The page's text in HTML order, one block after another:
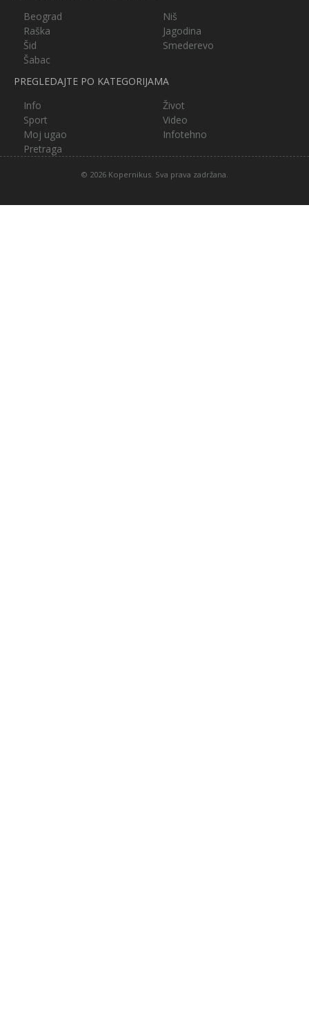
Beograd
Niš
Raška
Jagodina
Šid
Smederevo
Šabac
PREGLEDAJTE PO KATEGORIJAMA
Info
Život
Sport
Video
Moj ugao
Infotehno
Pretraga
© 2026 Kopernikus. Sva prava zadržana.